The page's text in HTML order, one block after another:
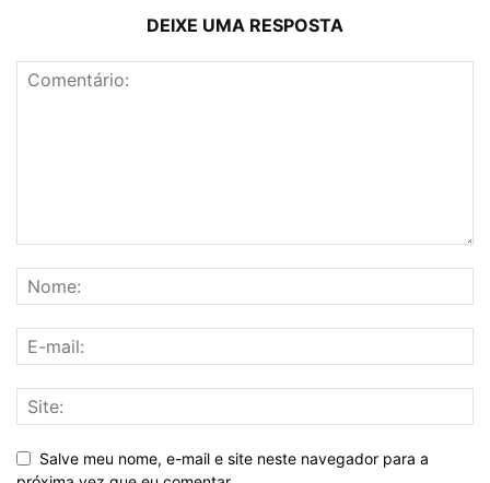
DEIXE UMA RESPOSTA
Salve meu nome, e-mail e site neste navegador para a